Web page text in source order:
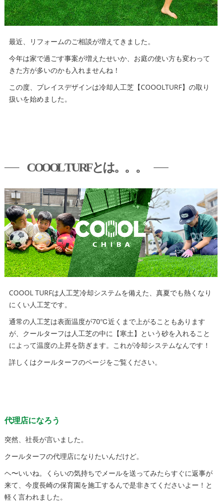
最近、リフォームのご相談が増えてきました。
今年は家で過ごす事案が増えたせいか、お庭の使い方も変わって
きた方が多いのかも入れませんね！
この度、プレイスデザインは冷却人工芝【COOOLTURF】の取り
扱いを始めました。
COOOL TURFとは。。。
COOOL TURFは人工芝冷却システムを備えた、真夏でも熱くなり
にくい人工芝です。
通常の人工芝は表面温度が70℃近くまで上がることもあります
が、クールターフは人工芝の中に【寒土】という砂を入れること
によって温度の上昇を防ぎます。これが冷却システムなんです！
詳しくはクールターフのページをご覧ください。
代理店になろう
突然、社長が言いました。
クールターフの代理店になりたいんだけど。
ヘ〜いいね。くらいの気持ちでメールを送ってみたらすぐに返事が
来て、今度長崎の保育園を施工するんで是非きてくださいよー！と
軽く言われました。